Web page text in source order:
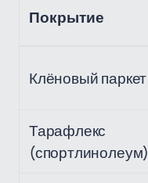
Покрытие
Клёновый паркет
Тарафлекс
(спортлинолеум)